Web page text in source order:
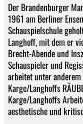
Der Brandenburger
1961 am Berliner
Schauspielschule
Langhoff, mit dem er
Brecht-Abende und
Schauspieler und
arbeitet unter
Karge/Langhoffs
Karge/Langhoffs
aesthetische und